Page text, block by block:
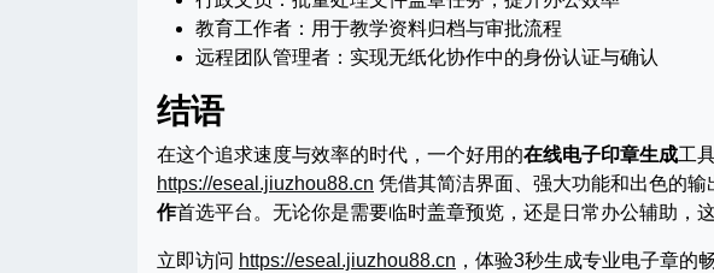
教育工作者：用于教学资料归档与审批流程
远程团队管理者：实现无纸化协作中的身份认证与确认
结语
在这个追求速度与效率的时代，一个好用的在线电子印章生成工
https://eseal.jiuzhou88.cn 凭借其简洁界面、强大功能和出色的
作首选平台。无论你是需要临时盖章预览，还是日常办公辅助，
立即访问 https://eseal.jiuzhou88.cn ，体验3秒生成专业电子章的